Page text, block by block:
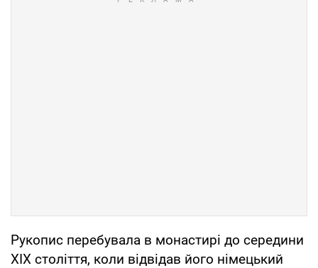
Рукопис перебувала в монастирі до середини
XIX століття, коли відвідав його німецький